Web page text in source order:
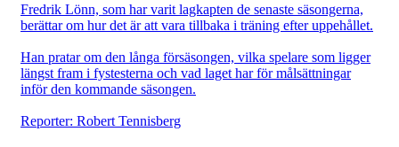
Fredrik Lönn, som har varit lagkapten de senaste säsongerna,
berättar om hur det är att vara tillbaka i träning efter uppehållet.
Han pratar om den långa försäsongen, vilka spelare som ligger
längst fram i fystesterna och vad laget har för målsättningar
inför den kommande säsongen.
Reporter: Robert Tennisberg